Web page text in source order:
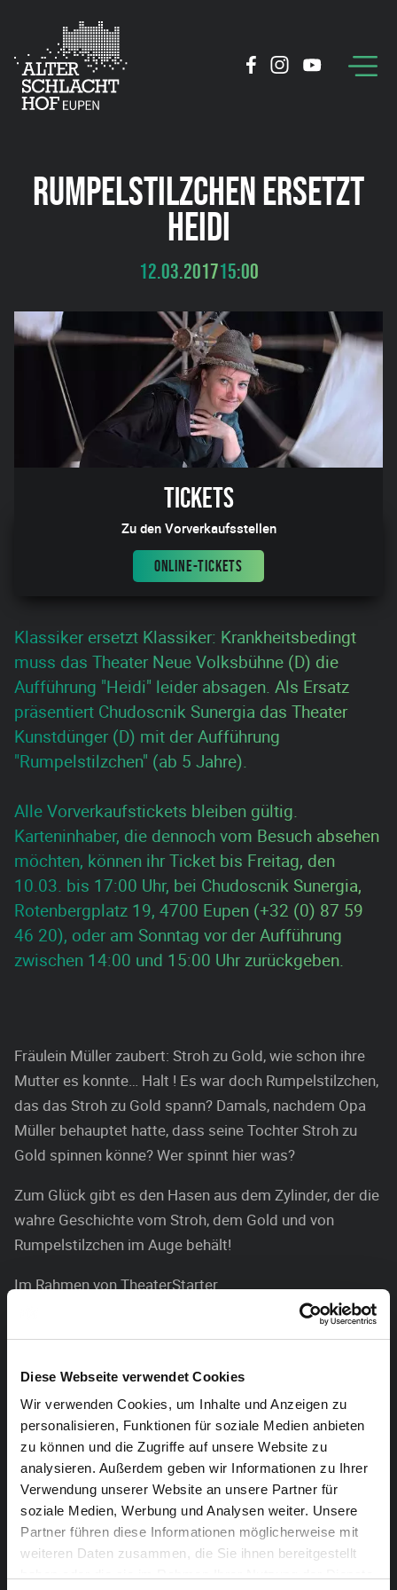
Diese Webseite verwendet Cookies
Wir verwenden Cookies, um Inhalte und Anzeigen zu
personalisieren, Funktionen für soziale Medien anbieten
zu können und die Zugriffe auf unsere Website zu
analysieren. Außerdem geben wir Informationen zu Ihrer
Verwendung unserer Website an unsere Partner für
soziale Medien, Werbung und Analysen weiter. Unsere
Partner führen diese Informationen möglicherweise mit
weiteren Daten zusammen, die Sie ihnen bereitgestellt
RUMPELSTILZCHEN ERSETZT
HEIDI
12.03.201715:00
Tickets
Zu den Vorverkaufsstellen
ONLINE-TICKETS
Klassiker ersetzt Klassiker: Krankheitsbedingt
muss das Theater Neue Volksbühne (D) die
Aufführung "Heidi" leider absagen. Als Ersatz
präsentiert Chudoscnik Sunergia das Theater
Kunstdünger (D) mit der Aufführung
"Rumpelstilzchen" (ab 5 Jahre).
Alle Vorverkaufstickets bleiben gültig.
Karteninhaber, die dennoch vom Besuch absehen
möchten, können ihr Ticket bis Freitag, den
10.03. bis 17:00 Uhr, bei Chudoscnik Sunergia,
Rotenbergplatz 19, 4700 Eupen (+32 (0) 87 59
46 20), oder am Sonntag vor der Aufführung
zwischen 14:00 und 15:00 Uhr zurückgeben.
Fräulein Müller zaubert: Stroh zu Gold, wie schon ihre
Mutter es konnte… Halt ! Es war doch Rumpelstilzchen,
das das Stroh zu Gold spann? Damals, nachdem Opa
Müller behauptet hatte, dass seine Tochter Stroh zu
Gold spinnen könne? Wer spinnt hier was?
Zum Glück gibt es den Hasen aus dem Zylinder, der die
wahre Geschichte vom Stroh, dem Gold und von
Rumpelstilzchen im Auge behält!
Im Rahmen von TheaterStarter.
Mit freundlichen Unterstützung von
Rahmenprogramm: The Respect Machine – Die